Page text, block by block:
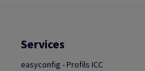
Services
easyconfig - Profils ICC